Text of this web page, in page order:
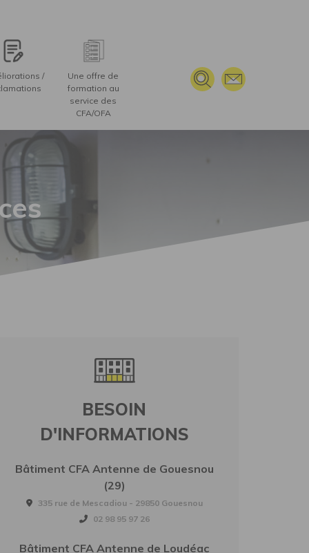
/
Une offre de
formation au
service des
CFA/OFA
BESOIN
D'INFORMATIONS
Bâtiment CFA Antenne de Gouesnou
(29)
335 rue de Mescadiou - 29850 Gouesnou
02 98 95 97 26
Bâtiment CFA Antenne de Loudéac